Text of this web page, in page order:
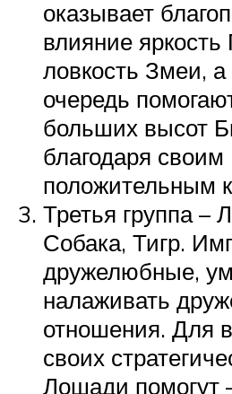
оказывает
влияние яркость
ловкость Змеи,
очередь
больших высот
благодаря своим
положительным
Третья группа –
Собака, Тигр.
дружелюбные,
налаживать
отношения. Для
своих
Лошади помогут